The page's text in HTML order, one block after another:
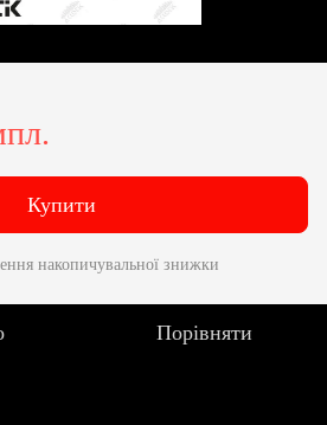
Купити
накопичувальної знижки
Порівняти